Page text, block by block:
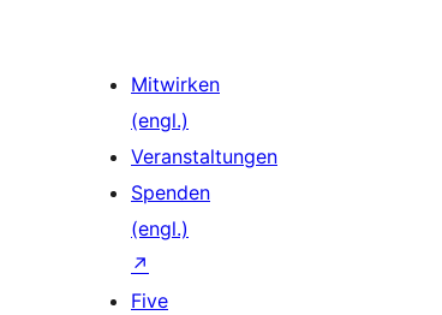
Mitwirken
(engl.)
Veranstaltungen
Spenden
(engl.)
↗
Five